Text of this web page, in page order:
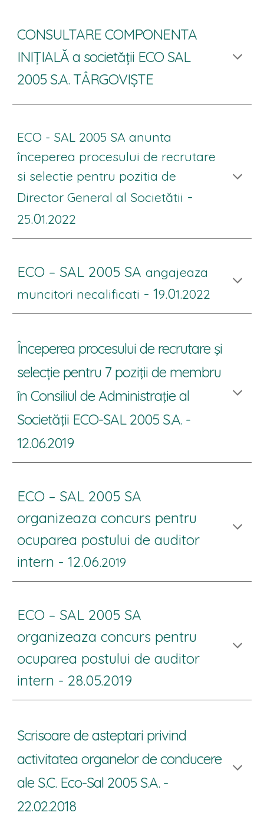
CONSULTARE COMPONENTA
INIȚIALĂ a societății ECO SAL
2005 S.A. TÂRGOVIȘTE
ECO - SAL 2005 SA anunta
începerea procesului de recrutare
si selectie pentru pozitia de
Director General al Societătii -
25.01.2022
ECO – SAL 2005 SAangajeaza
muncitori necalificati - 19.01.2022
Începerea procesului de recrutare şi
selecție pentru 7 poziţii de membru
în Consiliul de Administraţie al
Societăţii ECO-SAL 2005 S.A. -
12.06.2019
ECO – SAL 2005 SA
organizeaza concurs pentru
ocuparea postului de auditor
intern - 12.06.2019
ECO – SAL 2005 SA
organizeaza concurs pentru
ocuparea postului de auditor
intern - 28.05.2019
Scrisoare de asteptari privind
activitatea organelor de conducere
ale S.C. Eco-Sal 2005 S.A. -
22.02.2018